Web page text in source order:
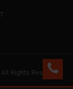
Rights Reserved